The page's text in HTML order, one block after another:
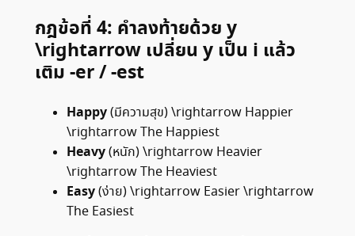
กฎข้อที่ 4: คำลงท้ายด้วย y
\rightarrowเปลี่ยน y เป็น i แล้ว
เติม -er / -est
Happy(มีความสุข)\rightarrowHappier
\rightarrowThe Happiest
Heavy(หนัก)\rightarrowHeavier
\rightarrowThe Heaviest
Easy(ง่าย)\rightarrowEasier\rightarrow
The Easiest